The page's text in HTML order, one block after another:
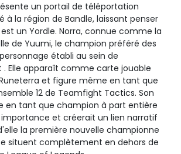
un portail de téléportation
à la région de Bandle, laissant penser
un Yordle. Norra, connue comme la
de Yuumi, le champion préféré des
établi au sein de
. Elle apparaît comme carte jouable
et figure même en tant que
12 de Teamfight Tactics. Son
en tant que champion à part entière
et créerait un lien narratif
la première nouvelle championne
situent complètement en dehors de